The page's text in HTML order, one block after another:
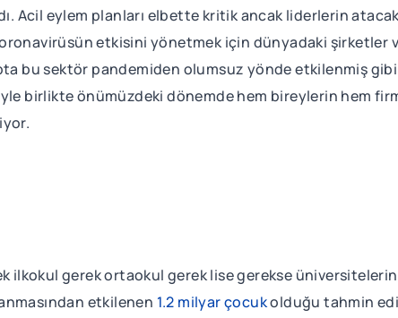
Acil eylem planları elbette kritik ancak liderlerin
etkisini yönetmek için dünyadaki şirketler
bu sektör pandemiden olumsuz yönde etkilenmiş
birlikte önümüzdeki dönemde hem bireylerin hem
ilkokul gerek ortaokul gerek lise gerekse
etkilenen 1.2 milyar çocukolduğu tahmin